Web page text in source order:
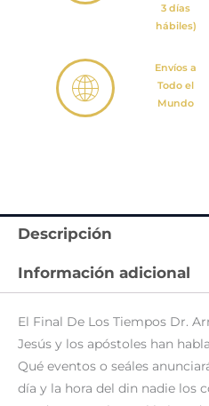
3 días
hábiles)
Envíos a
Todo el
Mundo
Descripción
Información adicional
El Final De Los Tiempos Dr.
Jesús y los apóstoles han
Qué eventos o seáles
día y la hora del din nadie los